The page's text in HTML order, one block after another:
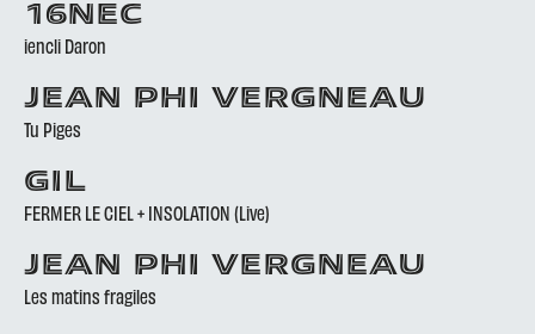
16NEC
iencli Daron
JEAN PHI VERGNEAU
Tu Piges
GIL
FERMER LE CIEL + INSOLATION (Live)
JEAN PHI VERGNEAU
Les matins fragiles